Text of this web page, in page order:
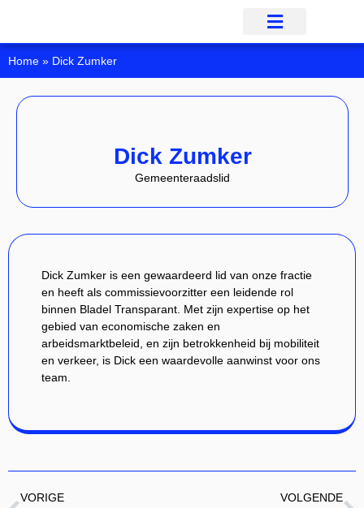
Home » Dick Zumker
Dick Zumker
Gemeenteraadslid
Dick Zumker is een gewaardeerd lid van onze fractie
en heeft als commissievoorzitter een leidende rol
binnen Bladel Transparant. Met zijn expertise op het
gebied van economische zaken en
arbeidsmarktbeleid, en zijn betrokkenheid bij mobiliteit
en verkeer, is Dick een waardevolle aanwinst voor ons
team.
VORIGE VOLGENDE